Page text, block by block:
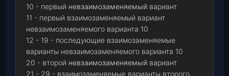
10 - первый невзаимозаменяемый вариант
11 - первый взаимозаменяемый вариант
невзаимозаменяемого варианта 10
12 - 19 - последующие взаимозаменяемые
варианты невзаимозаменяемого варианта 10
20 - второй невзаимозаменяемый вариант
21 - 29 - взаимозаменяемые варианты второго